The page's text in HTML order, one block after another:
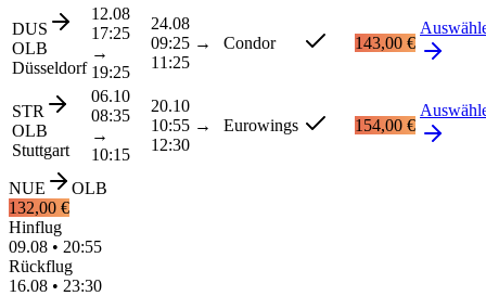
DUS
OLB
Düsseldorf
12.08
17:25
→
19:25
24.08
09:25 →
11:25
Condor 143,00 €
STR
OLB
Stuttgart
06.10
08:35
→
10:15
20.10
10:55 →
12:30
Eurowings 154,00 €
NUE
OLB
132,00 €
Hinflug
09.08 • 20:55
Rückflug
16.08 • 23:30